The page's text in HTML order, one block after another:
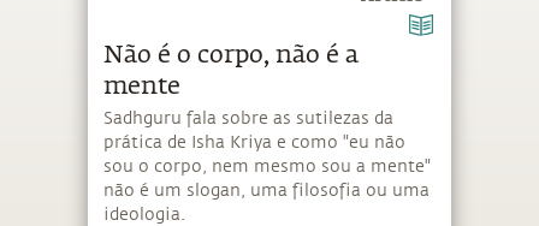
Não é o corpo, não é a
mente
Sadhguru fala sobre as sutilezas da
prática de Isha Kriya e como "eu não
sou o corpo, nem mesmo sou a mente"
não é um slogan, uma filosofia ou uma
ideologia.